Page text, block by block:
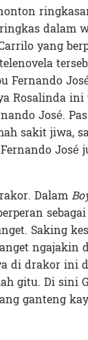
dalam
yang
Fernando
Rosalinda
José.
sakit jiwa,
José
Dalam
Saking
ngajakin
di drakor ini
gitu. Di sini
ganteng